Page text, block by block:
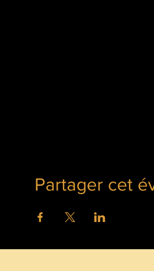
Partager cet